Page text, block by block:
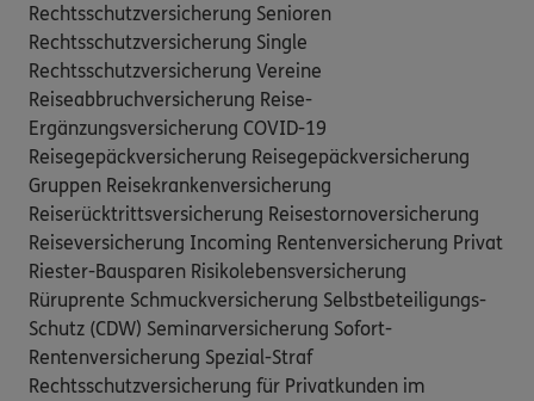
Rechtsschutzversicherung Senioren
Rechtsschutzversicherung Single
Rechtsschutzversicherung Vereine
Reiseabbruchversicherung Reise-
Ergänzungsversicherung COVID-19
Reisegepäckversicherung Reisegepäckversicherung
Gruppen Reisekrankenversicherung
Reiserücktrittsversicherung Reisestornoversicherung
Reiseversicherung Incoming Rentenversicherung Privat
Riester-Bausparen Risikolebensversicherung
Rüruprente Schmuckversicherung Selbstbeteiligungs-
Schutz (CDW) Seminarversicherung Sofort-
Rentenversicherung Spezial-Straf
Rechtsschutzversicherung für Privatkunden im